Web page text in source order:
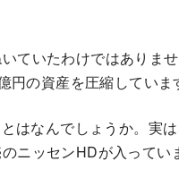
ていたわけではありま
の資産を圧縮していま
はなんでしょうか。実
ニッセンHDが入って